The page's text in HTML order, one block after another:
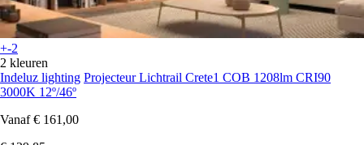
+-2
2 kleuren
Indeluz lighting Projecteur Lichtrail Crete1 COB 1208lm CRI90
3000K 12º/46º
Vanaf € 161,00